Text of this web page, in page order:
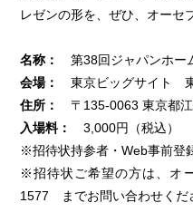
レゼンの形を、ぜひ、オーセ
名称：第38回ジャパンホー
会場：東京ビッグサイト
住所： 〒135-0063 東京都
入場料：
3,000円（税込）
※招待状持参者・Web事前登
※招待状ご希望の方は、
1577 までお問い合わせくだ